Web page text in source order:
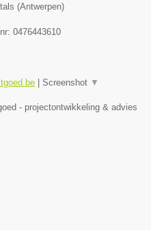
(Antwerpen)
0476443610
| Screenshot ▼
- projectontwikkeling & advies